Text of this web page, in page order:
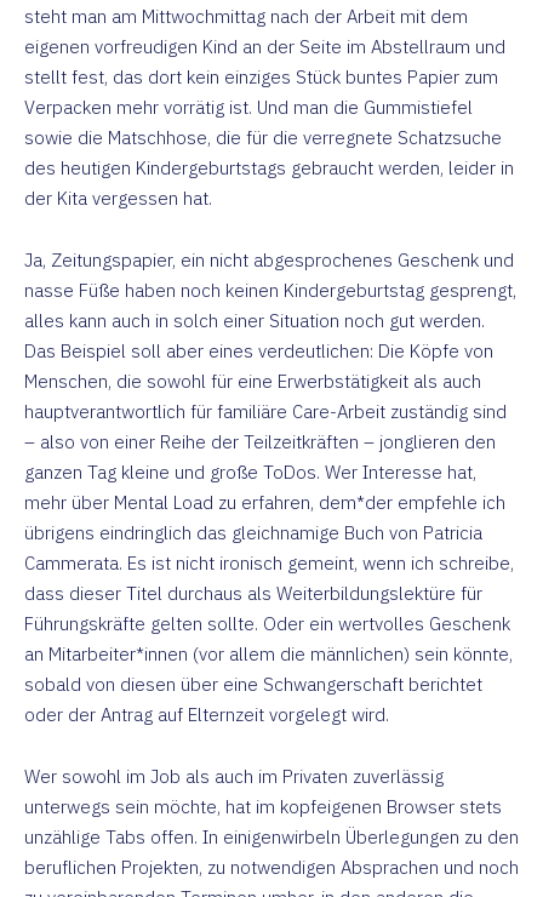
steht man am Mittwochmittag nach der Arbeit mit dem
eigenen vorfreudigen Kind an der Seite im Abstellraum und
stellt fest, das dort kein einziges Stück buntes Papier zum
Verpacken mehr vorrätig ist. Und man die Gummistiefel
sowie die Matschhose, die für die verregnete Schatzsuche
des heutigen Kindergeburtstags gebraucht werden, leider in
der Kita vergessen hat.
Ja, Zeitungspapier, ein nicht abgesprochenes Geschenk und
nasse Füße haben noch keinen Kindergeburtstag gesprengt,
alles kann auch in solch einer Situation noch gut werden.
Das Beispiel soll aber eines verdeutlichen: Die Köpfe von
Menschen, die sowohl für eine Erwerbstätigkeit als auch
hauptverantwortlich für familiäre Care-Arbeit zuständig sind
– also von einer Reihe der Teilzeitkräften – jonglieren den
ganzen Tag kleine und große ToDos. Wer Interesse hat,
mehr über Mental Load zu erfahren, dem*der empfehle ich
übrigens eindringlich das gleichnamige Buch von Patricia
Cammerata. Es ist nicht ironisch gemeint, wenn ich schreibe,
dass dieser Titel durchaus als Weiterbildungslektüre für
Führungskräfte gelten sollte. Oder ein wertvolles Geschenk
an Mitarbeiter*innen (vor allem die männlichen) sein könnte,
sobald von diesen über eine Schwangerschaft berichtet
oder der Antrag auf Elternzeit vorgelegt wird.
Wer sowohl im Job als auch im Privaten zuverlässig
unterwegs sein möchte, hat im kopfeigenen Browser stets
unzählige Tabs offen. In einigenwirbeln Überlegungen zu den
beruflichen Projekten, zu notwendigen Absprachen und noch